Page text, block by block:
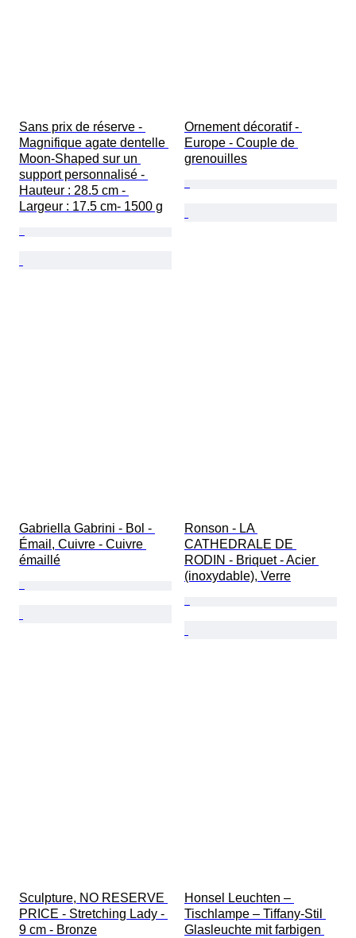
Sans prix de réserve -
Magnifique agate dentelle
Moon-Shaped sur un
support personnalisé -
Hauteur : 28.5 cm -
Largeur : 17.5 cm- 1500 g
Ornement décoratif -
Europe - Couple de
grenouilles
Gabriella Gabrini - Bol -
Émail, Cuivre - Cuivre
émaillé
Ronson - LA
CATHEDRALE DE
RODIN - Briquet - Acier
(inoxydable), Verre
Sculpture, NO RESERVE
PRICE - Stretching Lady -
9 cm - Bronze
Honsel Leuchten –
Tischlampe – Tiffany-Stil
Glasleuchte mit farbigen